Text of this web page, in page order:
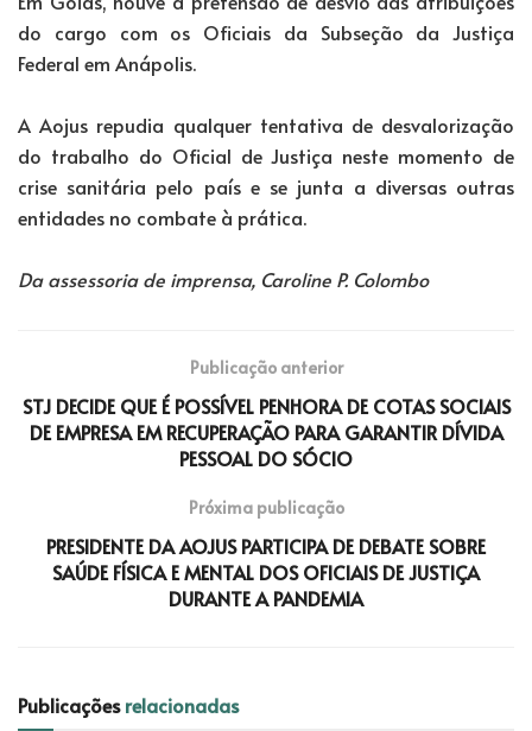
do cargo com os Oficiais da Subseção da Justiça
Federal em Anápolis.
A Aojus repudia qualquer tentativa de desvalorização
do trabalho do Oficial de Justiça neste momento de
crise sanitária pelo país e se junta a diversas outras
entidades no combate à prática.
Da assessoria de imprensa, Caroline P. Colombo
Publicação anterior
STJ DECIDE QUE É POSSÍVEL PENHORA DE COTAS SOCIAIS
DE EMPRESA EM RECUPERAÇÃO PARA GARANTIR DÍVIDA
PESSOAL DO SÓCIO
Próxima publicação
PRESIDENTE DA AOJUS PARTICIPA DE DEBATE SOBRE
SAÚDE FÍSICA E MENTAL DOS OFICIAIS DE JUSTIÇA
DURANTE A PANDEMIA
Publicaçõesrelacionadas